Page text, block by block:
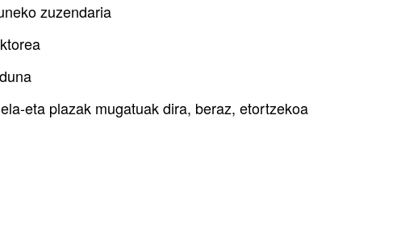
zuzendaria
eta plazak mugatuak dira, beraz, etortzekoa